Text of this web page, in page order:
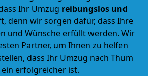
Ihr Umzug reibungslos und
denn wir sorgen dafür, dass Ihre
und Wünsche erfüllt werden. Wir
Partner, um Ihnen zu helfen
dass Ihr Umzug nach Thum
ein erfolgreicher ist.